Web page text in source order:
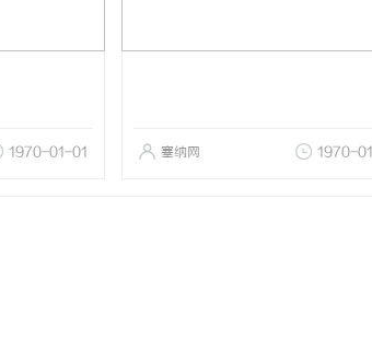
1970-01-01 塞纳网 1970-